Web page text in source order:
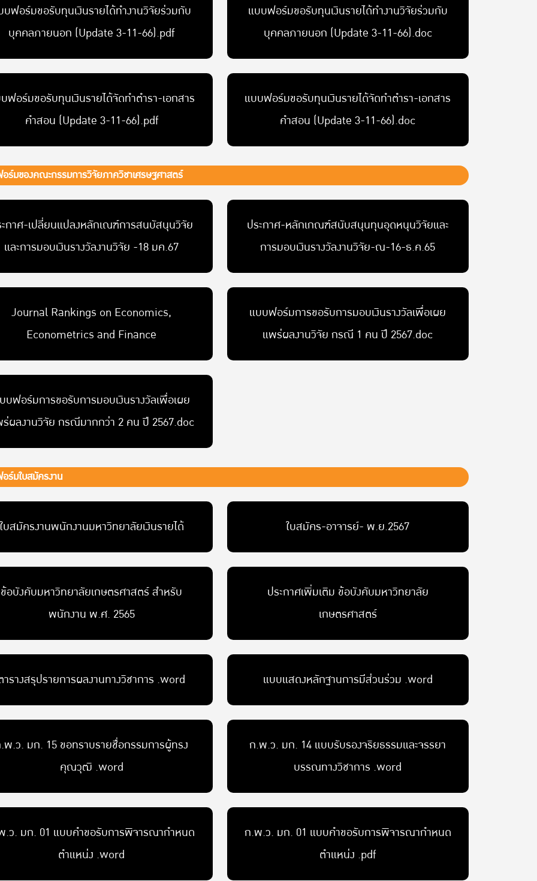
บฟอร์มขอรับทุนเงินรายได้ทำงานวิจัยร่วมกับ
บุคคลภายนอก (Update 3-11-66).pdf
แบบฟอร์มขอรับทุนเงินรายได้ทำงานวิจัยร่วมกับ
บุคคลภายนอก (Update 3-11-66).doc
ฟอร์มขอรับทุนเงินรายได้จัดทำตำรา-เอกสาร
คำสอน (Update 3-11-66).pdf
แบบฟอร์มขอรับทุนเงินรายได้จัดทำตำรา-เอกสาร
คำสอน (Update 3-11-66).doc
ร์มของคณะกรรมการวิจัยภาควิชาเศรษฐศาสตร์
กาศ-เปลี่ยนแปลงหลักเณฑ์การสนบัสนุนวิจัย
และการมอบเงินรางวัลงานวิจัย -18 มค.67
ประกาศ-หลักเกณฑ์สนับสนุนทุนอุดหนุนวิจัยและ
การมอบเงินรางวัลงานวิจัย-ณ-16-ธ.ค.65
Journal Rankings on Economics,
Econometrics and Finance
แบบฟอร์มการขอรับการมอบเงินรางวัลเพื่อเผย
แพร่ผลงานวิจัย กรณี 1 คน ปี 2567.doc
บฟอร์มการขอรับการมอบเงินรางวัลเพื่อเผย
ผลงานวิจัย กรณีมากกว่า 2 คน ปี 2567.doc
ร์มใบสมัครงาน
บสมัครงานพนักงานมหาวิทยาลัยเงินรายได้ ใบสมัคร-อาจารย์- พ.ย.2567
ข้อบังคับมหาวิทยาลัยเกษตรศาสตร์ สำหรับ
พนักงาน พ.ศ. 2565
ประกาศเพิ่มเติม ข้อบังคับมหาวิทยาลัย
เกษตรศาสตร์
ารางสรุปรายการผลงานทางวิชาการ .word แบบแสดงหลักฐานการมีส่วนร่วม .word
พ.ว. มก. 15 ขอทราบรายชื่อกรรมการผู้ทรง
คุณวุฒิ .word
ก.พ.ว. มก. 14 แบบรับรองจริยธรรมและจรรยา
บรรณทางวิชาการ .word
.ว. มก. 01 แบบคำขอรับการพิจารณากำหนด
ตำแหน่ง .word
ก.พ.ว. มก. 01 แบบคำขอรับการพิจารณากำหนด
ตำแหน่ง .pdf